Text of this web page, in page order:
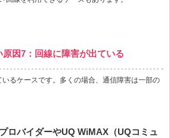
因7：回線に障害が出ている
るケースです。多くの場合、通信障害は一部の
ロバイダーやUQ WiMAX（UQコミュ